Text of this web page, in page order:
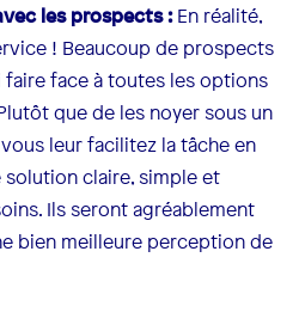
les prospects :En réalité,
! Beaucoup de prospects
faire face à toutes les options
que de les noyer sous un
leur facilitez la tâche en
claire, simple et
Ils seront agréablement
bien meilleure perception de